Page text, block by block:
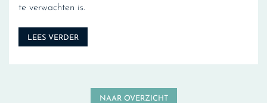
te verwachten is.
LEES VERDER
NAAR OVERZICHT